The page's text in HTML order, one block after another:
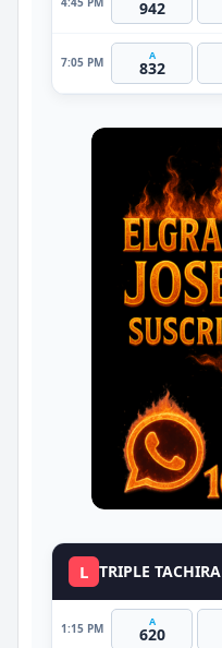
942
7:05 PM A
832
L TRIPLE TACHIRA
1:15 PM A
620